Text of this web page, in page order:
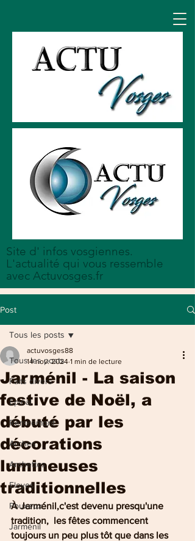
Site d' infos vosgiennes.
L'actualité qui vous ressemble
avec Actuvosges.fr
Post
Tous les posts
Faits divers
Epinal
Remiremont
Arches
Archettes
Eloyes
Pouxeux
Jarménil
Tous les posts
Jarménil - La saison
festive de Noël, a
débuté par les
décorations
lumineuses
traditionnelles
actuvosges88
14 nov. 2024 1 min de lecture
À Jarménil,c'est devenu presqu'une
tradition,  les fêtes commencent
toujours un peu plus tôt que dans les